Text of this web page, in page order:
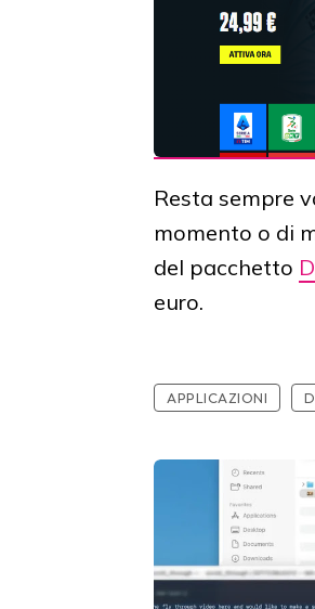
Resta sempre
momento o di
del pacchetto
euro.
APPLICAZIONI